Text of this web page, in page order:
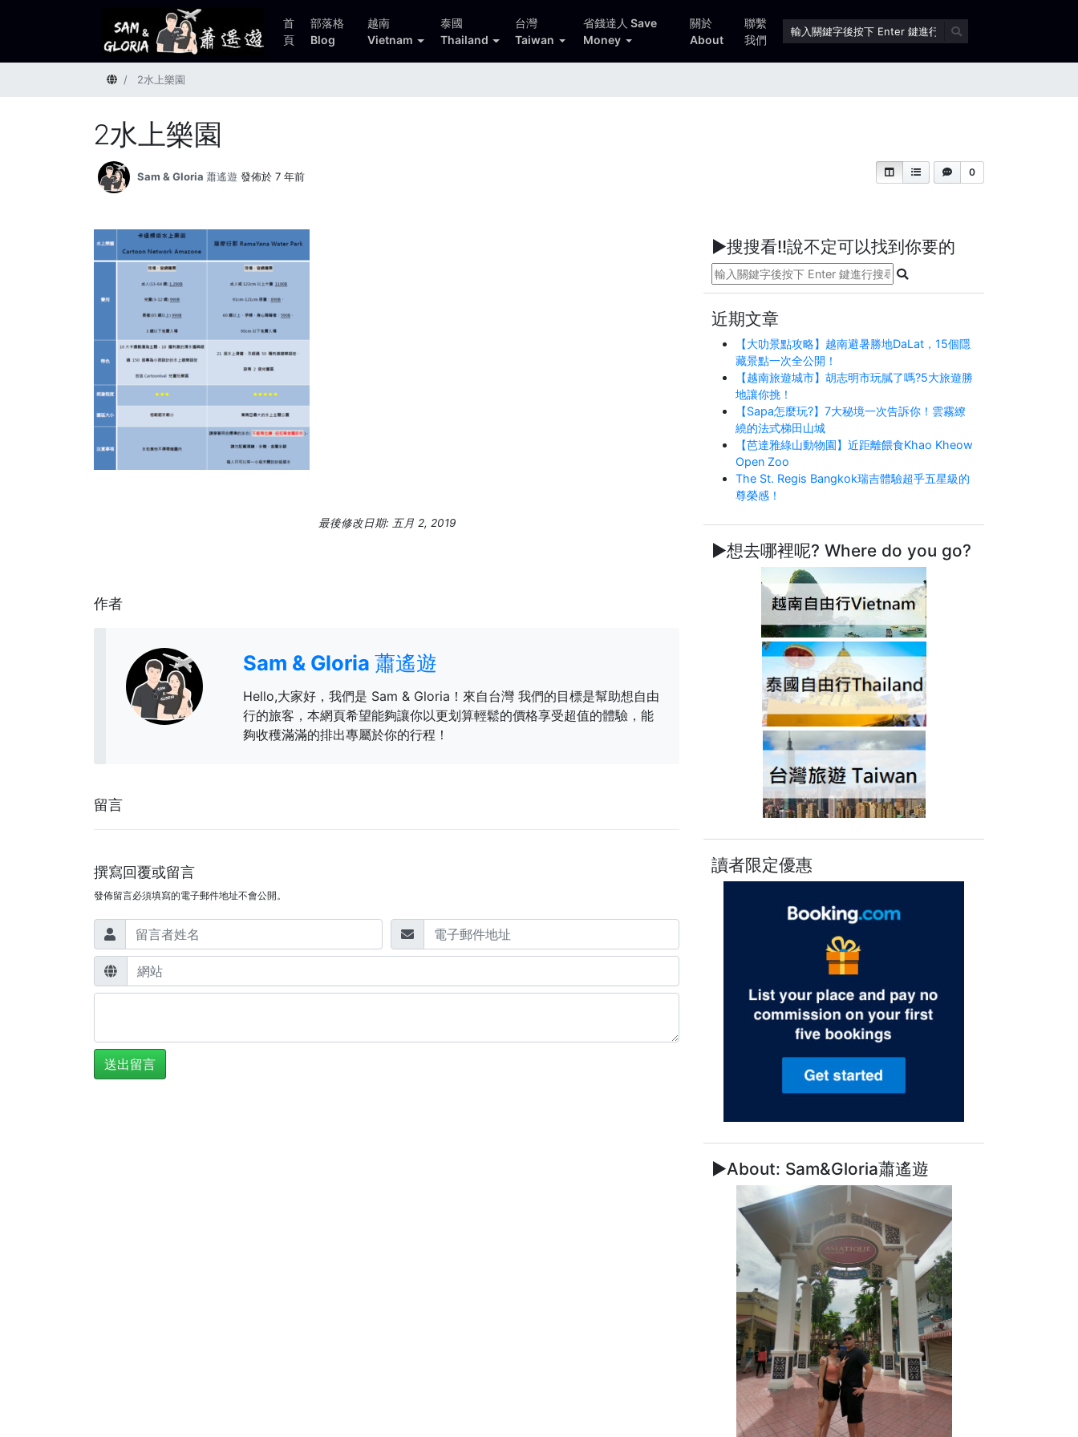
首
頁
部落格
Blog
越南
Vietnam
泰國
Thailand
台灣
Taiwan
省錢達人 Save
Money
關於
About
聯繫
我們
首頁 2水上樂園
2水上樂園
0
Sam & Gloria 蕭遙遊 發佈於 7 年前
最後修改日期: 五月 2, 2019
作者
Sam & Gloria 蕭遙遊
Hello,大家好，我們是 Sam & Gloria！來自台灣 我們的目標是幫助想自由
行的旅客，本網頁希望能夠讓你以更划算輕鬆的價格享受超值的體驗，能
夠收穫滿滿的排出專屬於你的行程！
留言
撰寫回覆或留言
發佈留言必須填寫的電子郵件地址不會公開。
►搜搜看!!說不定可以找到你要的
近期文章
【大叻景點攻略】越南避暑勝地DaLat，15個隱
藏景點一次全公開！
【越南旅遊城市】胡志明市玩膩了嗎?5大旅遊勝
地讓你挑！
【Sapa怎麼玩?】7大秘境一次告訴你！雲霧繚
繞的法式梯田山城
【芭達雅綠山動物園】近距離餵食Khao Kheow
Open Zoo
The St. Regis Bangkok瑞吉體驗超乎五星級的
尊榮感！
►想去哪裡呢? Where do you go?
讀者限定優惠
►About: Sam&Gloria蕭遙遊